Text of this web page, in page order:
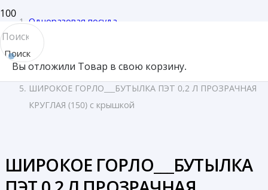
Поиск
товара
Вы отложили Товар в свою корзину.
Одноразовая посуда
Бутылки ПЭТ
/
ШИРОКОЕ ГОРЛО___БУТЫЛКА ПЭТ 0,2 Л ПРОЗРАЧНАЯ
КРУГЛАЯ (150) с крышкой
ШИРОКОЕ ГОРЛО___БУТЫЛКА